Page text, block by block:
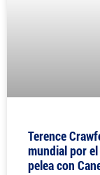
Terence
mundial por
pelea con